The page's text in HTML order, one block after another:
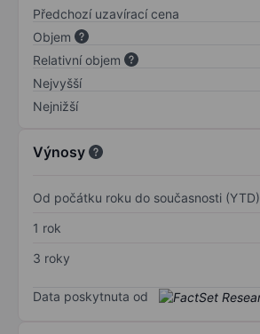
Předchozí uzavírací cena
Objem
Relativní objem
Nejvyšší
Nejnižší
Výnosy
Od počátku roku do současnosti (YTD)
1 rok
3 roky
Data poskytnuta od